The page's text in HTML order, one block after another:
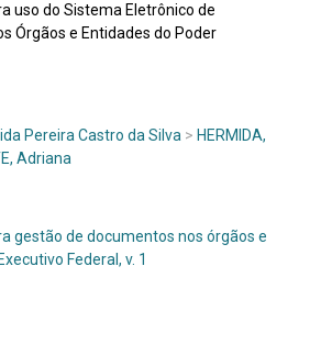
uso do Sistema Eletrônico de
Órgãos e Entidades do Poder
Pereira Castro da Silva > HERMIDA,
Adriana
gestão de documentos nos órgãos e
Federal, v. 1